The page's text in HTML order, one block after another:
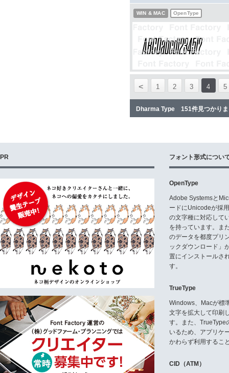
WIN & MAC OpenType
< 1 2 3 4 5
Dharma Type 151件見つかり
PR フォント形式につい
OpenType
Adobe Systemsと
ードにUnicodeが採
の文字種に対応して
を持っています。ま
のデータを都度プリ
ックダウンロード」
置にインストールさ
す。
TrueType
Windows、Macが標
文字を拡大して印刷
す。また、TrueType
いるため、アプリケ
かわらず利用するこ
CID（ATM）